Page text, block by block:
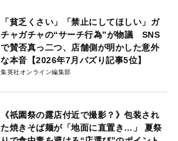
「貧乏くさい」「禁止にしてほしい」ガ
チャガチャの“サーチ行為”が物議 SNS
で賛否真っ二つ、店舗側が明かした意外
な本音【2026年7月バズり記事5位】
集英社オンライン編集部
《祇園祭の露店付近で撮影？》包装され
た焼きそば麺が「地面に直置き…」 夏祭